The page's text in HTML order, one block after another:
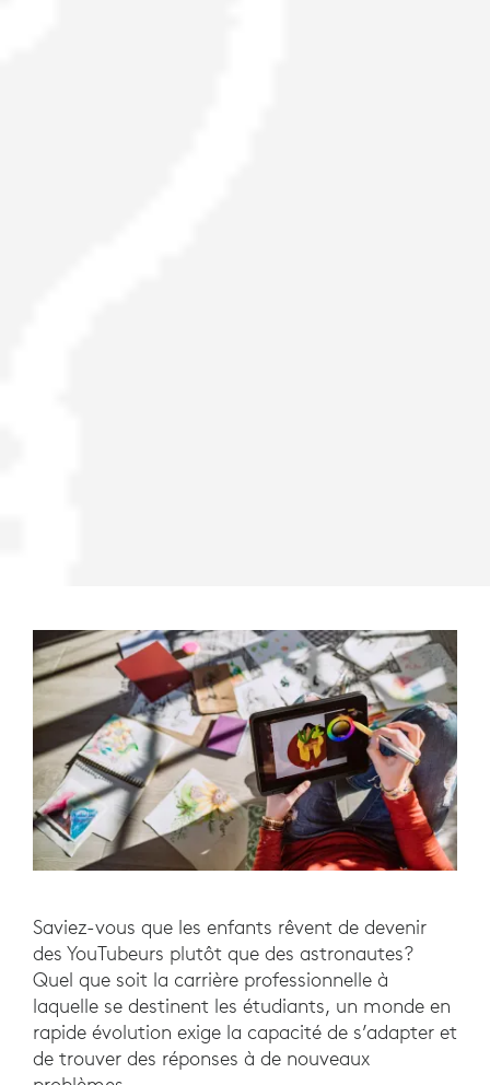
Saviez-vous que les enfants rêvent de devenir
des YouTubeurs plutôt que des astronautes?
Quel que soit la carrière professionnelle à
laquelle se destinent les étudiants, un monde en
rapide évolution exige la capacité de s’adapter et
de trouver des réponses à de nouveaux